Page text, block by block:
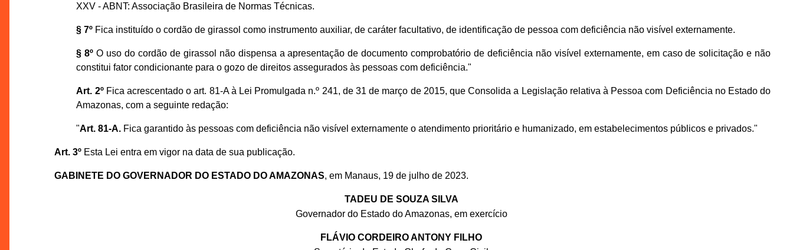
XXV - ABNT: Associação Brasileira de Normas Técnicas.
§ 7º Fica instituído o cordão de girassol como instrumento auxiliar, de caráter facultativo, de identificação de pessoa com deficiência não visível externamente.
§ 8º O uso do cordão de girassol não dispensa a apresentação de documento comprobatório de deficiência não visível externamente, em caso de solicitação e não
constitui fator condicionante para o gozo de direitos assegurados às pessoas com deficiência."
Art. 2ºFica acrescentado o art. 81-A à Lei Promulgada n.º 241, de 31 de março de 2015, que Consolida a Legislação relativa à Pessoa com Deficiência no Estado do
Amazonas, com a seguinte redação:
"Art. 81-A. Fica garantido às pessoas com deficiência não visível externamente o atendimento prioritário e humanizado, em estabelecimentos públicos e privados."
Art. 3ºEsta Lei entra em vigor na data de sua publicação.
GABINETE DO GOVERNADOR DO ESTADO DO AMAZONAS, em Manaus, 19 de julho de 2023.
TADEU DE SOUZA SILVA
Governador do Estado do Amazonas, em exercício
FLÁVIO CORDEIRO ANTONY FILHO